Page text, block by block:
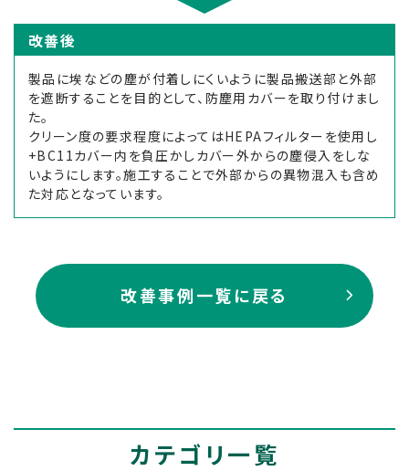
改善後
製品に埃などの塵が付着しにくいように製品搬送部と外部
を遮断することを目的として、防塵用カバーを取り付けまし
た。
クリーン度の要求程度によってはHEPAフィルターを使用し
+BC11カバー内を負圧かしカバー外からの塵侵入をしな
いようにします。施工することで外部からの異物混入も含め
た対応となっています。
改善事例一覧に戻る
カテゴリ一覧